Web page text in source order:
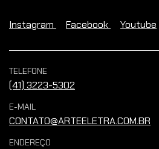
Instagram Facebook Youtube
TELEFONE
(41) 3223-5302
E-MAIL
CONTATO@ARTEELETRA.COM.BR
ENDEREÇO